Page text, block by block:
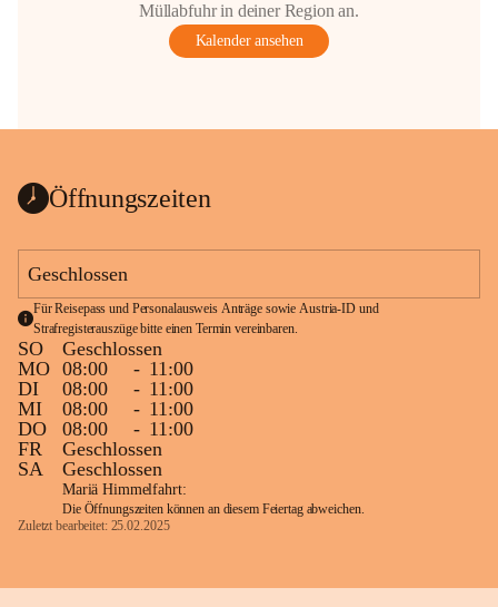
Müllabfuhr in deiner Region an.
Kalender ansehen
Öffnungszeiten
Geschlossen
Für Reisepass und Personalausweis Anträge sowie Austria-ID und
Strafregisterauszüge bitte einen Termin vereinbaren.
SO
Geschlossen
MO 08:00 - 11:00
DI
08:00 - 11:00
MI
08:00 - 11:00
DO
08:00 - 11:00
FR
Geschlossen
SA
Geschlossen
Mariä Himmelfahrt:
Die Öffnungszeiten können an diesem Feiertag abweichen.
Zuletzt bearbeitet: 25.02.2025